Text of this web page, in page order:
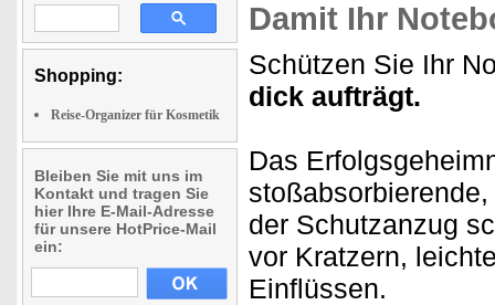
Shopping:
Reise-Organizer für Kosmetik
Bleiben Sie mit uns im
Kontakt und tragen Sie
hier Ihre E-Mail-Adresse
für unsere HotPrice-Mail
ein:
Damit Ihr
Schützen Sie Ihr
dick aufträgt.
Das
der Schutzanzug
vor Kratzern,
Einflüssen.